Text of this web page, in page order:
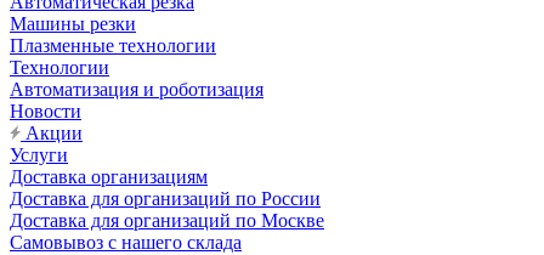
Машины резки
Плазменные технологии
Технологии
Автоматизация и роботизация
Новости
Акции
Услуги
Доставка организациям
Доставка для организаций по России
Доставка для организаций по Москве
Самовывоз с нашего склада